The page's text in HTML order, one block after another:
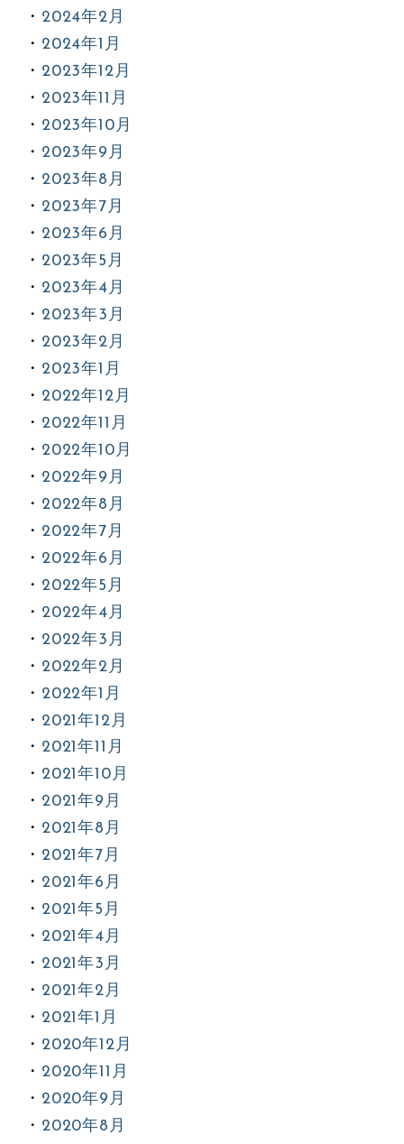
2024年2月
2024年1月
2023年12月
2023年11月
2023年10月
2023年9月
2023年8月
2023年7月
2023年6月
2023年5月
2023年4月
2023年3月
2023年2月
2023年1月
2022年12月
2022年11月
2022年10月
2022年9月
2022年8月
2022年7月
2022年6月
2022年5月
2022年4月
2022年3月
2022年2月
2022年1月
2021年12月
2021年11月
2021年10月
2021年9月
2021年8月
2021年7月
2021年6月
2021年5月
2021年4月
2021年3月
2021年2月
2021年1月
2020年12月
2020年11月
2020年9月
2020年8月